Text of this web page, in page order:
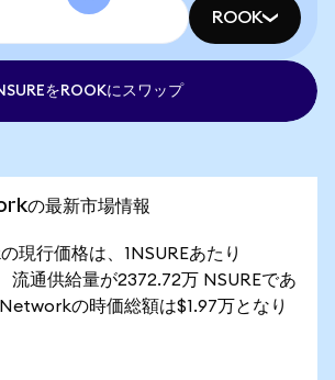
ROOK
をROOKにスワップ
の最新市場情報
現行価格は、1NSUREあたり
流通供給量が2372.72万 NSUREであ
の時価総額は$1.97万となり